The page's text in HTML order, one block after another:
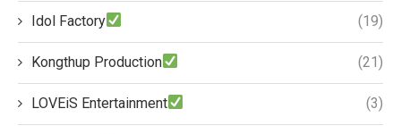
Idol Factory (19)
Kongthup Production (21)
LOVEiS Entertainment (3)